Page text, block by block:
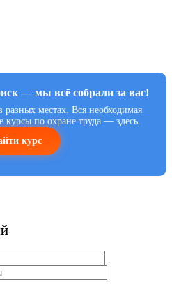
— мы всё собрали за вас!
местах. Вся необходимая
по охране труда — здесь.
курс